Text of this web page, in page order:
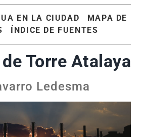
EN LA CIUDAD
MAPA DE
ÍNDICE DE FUENTES
Torre Atalaya
Ledesma